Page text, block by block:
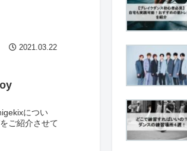
2021.03.22
につい
ご紹介させて